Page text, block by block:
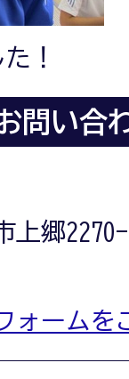
！
問い合
上郷
ォームを